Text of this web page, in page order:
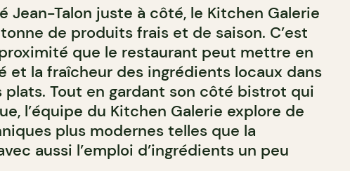
Jean-Talon juste à côté, le Kitchen Galerie
de produits frais et de saison. C’est
que le restaurant peut mettre en
et la fraîcheur des ingrédients locaux dans
plats. Tout en gardant son côté bistrot qui
l’équipe du Kitchen Galerie explore de
plus modernes telles que la
aussi l’emploi d’ingrédients un peu